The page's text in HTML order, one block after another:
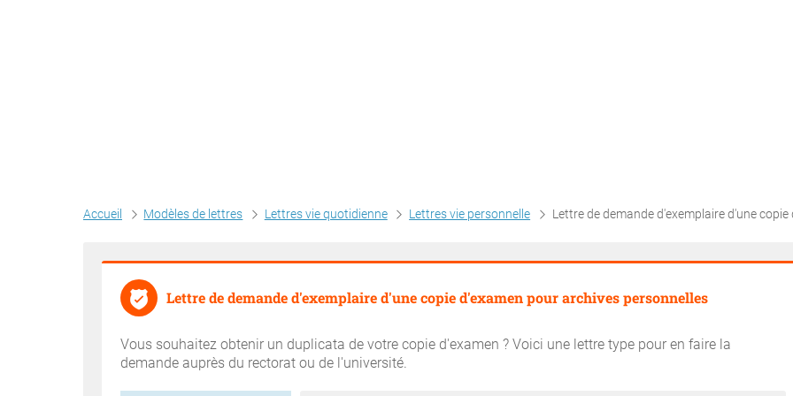
Accueil Modèles de lettres Lettres vie quotidienne Lettres vie personnelle Lettre de demande d'exemplaire d'une copie d'examen pour archives
Lettre de demande d'exemplaire d'une copie d'examen pour archives personnelles
Vous souhaitez obtenir un duplicata de votre copie d'examen ? Voici une lettre type pour en faire la
demande auprès du rectorat ou de l'université.